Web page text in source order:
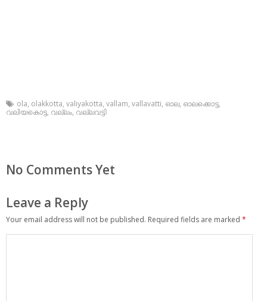
ola, olakkotta, valiyakotta, vallam, vallavatti, ഓല, ഓലക്കൊട്ട,
വലിയകൊട്ട, വല്ലം, വല്ലവട്ടി
No Comments Yet
Leave a Reply
Your email address will not be published. Required fields are marked *